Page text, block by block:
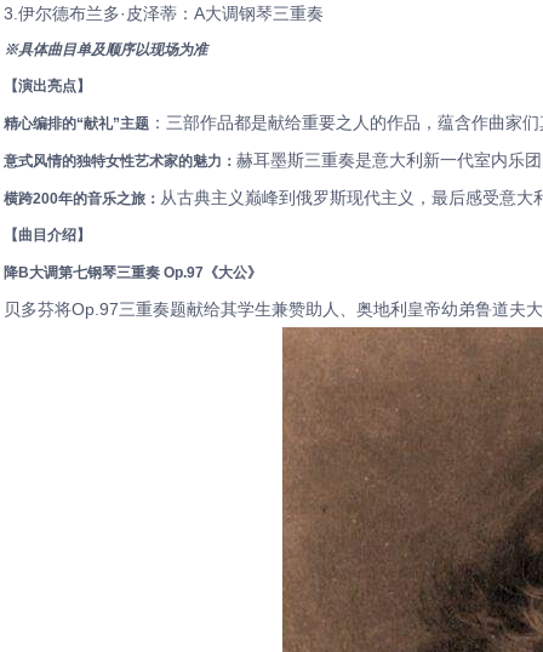
3.伊尔德布兰多·皮泽蒂：A大调钢琴三重奏
※具体曲目单及顺序以现场为准
【演出亮点】
精心编排的“献礼”主题 ：三部作品都是献给重要之人的作品，蕴含作曲家
意式风情的独特女性艺术家的魅力： 赫耳墨斯三重奏是意大利新一代室内乐
横跨200年的音乐之旅： 从古典主义巅峰到俄罗斯现代主义，最后感受意
【曲目介绍】
降B大调第七钢琴三重奏 Op.97《大公》
贝多芬将Op.97三重奏题献给其学生兼赞助人、奥地利皇帝幼弟鲁道夫